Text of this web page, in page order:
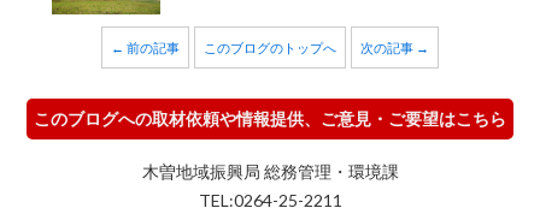
← 前の記事 このブログのトップへ 次の記事 →
このブログへの取材依頼や情報提供、ご意見・ご要望はこちら
木曽地域振興局 総務管理・環境課
TEL:0264-25-2211